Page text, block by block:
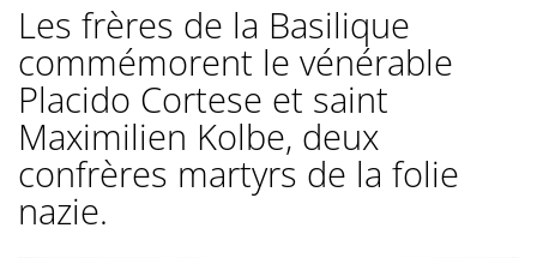
Les frères de la Basilique
commémorent le vénérable
Placido Cortese et saint
Maximilien Kolbe, deux
confrères martyrs de la folie
nazie.